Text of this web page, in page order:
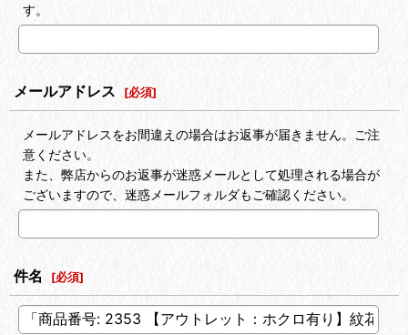
す。
メールアドレス [必須]
メールアドレスをお間違えの場合はお返事が届きません。ご注
意ください。
また、弊店からのお返事が迷惑メールとして処理される場合が
ございますので、迷惑メールフォルダもご確認ください。
件名 [必須]